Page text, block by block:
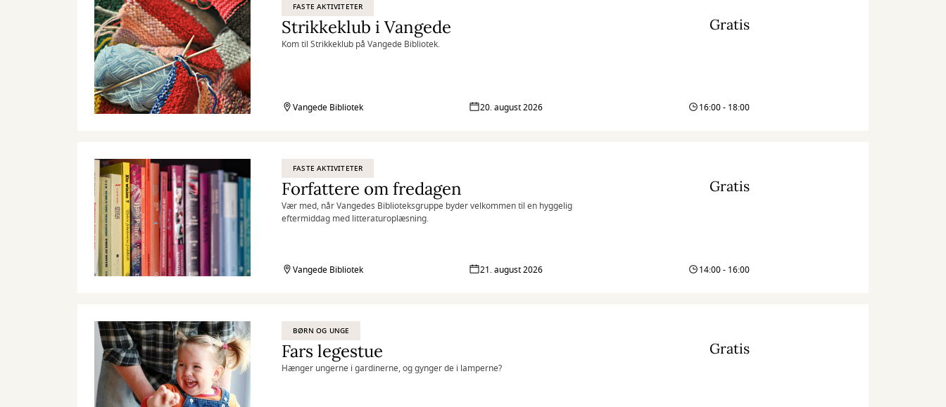
FASTE AKTIVITETER
Strikkeklub i Vangede
Kom til Strikkeklub på Vangede Bibliotek.
Gratis
Vangede Bibliotek 20. august 2026 16:00 - 18:00
FASTE AKTIVITETER
Forfattere om fredagen
Vær med, når Vangedes Biblioteksgruppe byder velkommen til en hyggelig
eftermiddag med litteraturoplæsning.
Gratis
Vangede Bibliotek 21. august 2026 14:00 - 16:00
BØRN OG UNGE
Fars legestue
Hænger ungerne i gardinerne, og gynger de i lamperne?
Gratis